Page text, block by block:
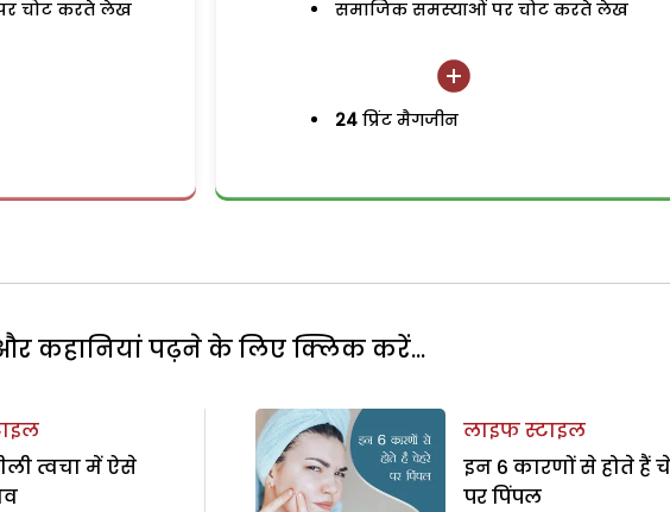
चोट करते लेख समाजिक समस्याओं पर चोट करते लेख
24 प्रिंट मैगजीन
कहानियां पढ़ने के लिए क्लिक करें...
त्वचा में ऐसे
लाइफ स्टाइल
इन 6 कारणों से होते हैं
पर पिंपल